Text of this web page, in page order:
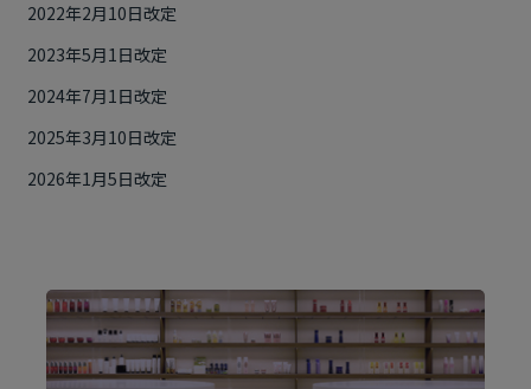
2022年2月10日改定
2023年5月1日改定
2024年7月1日改定
2025年3月10日改定
2026年1月5日改定